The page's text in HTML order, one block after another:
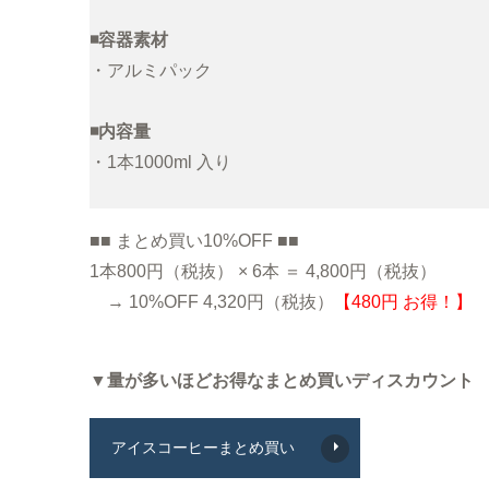
◾️容器素材
・アルミパック
◾️内容量
・1本1000ml 入り
■■ まとめ買い10%OFF ■■
1本800円（税抜） × 6本 ＝ 4,800円（税抜）
→ 10%OFF 4,320円（税抜）
【480円 お得！】
▼量が多いほどお得なまとめ買いディスカウント
アイスコーヒーまとめ買い